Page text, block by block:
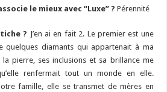
le mieux avec “Luxe” ? Pérennité
? J’en ai en fait 2. Le premier est une
quelques diamants qui appartenait à ma
pierre, ses inclusions et sa brillance me
renfermait tout un monde en elle.
famille, elle se transmet de mères en